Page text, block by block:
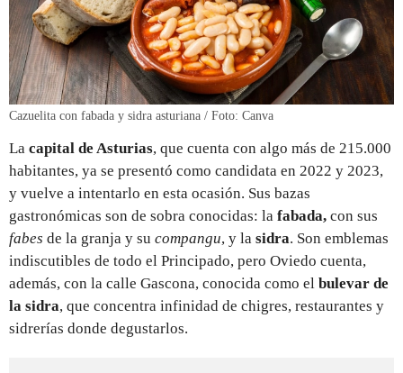
Cazuelita con fabada y sidra asturiana / Foto: Canva
La capital de Asturias, que cuenta con algo más de 215.000
habitantes, ya se presentó como candidata en 2022 y 2023,
y vuelve a intentarlo en esta ocasión. Sus bazas
gastronómicas son de sobra conocidas: la fabada, con sus
fabes de la granja y su compangu, y la sidra. Son emblemas
indiscutibles de todo el Principado, pero Oviedo cuenta,
además, con la calle Gascona, conocida como el bulevar de
la sidra, que concentra infinidad de chigres, restaurantes y
sidrerías donde degustarlos.